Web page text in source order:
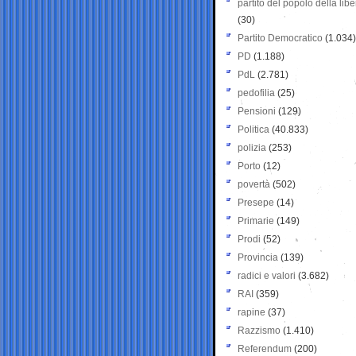
partito del popolo della
(30)
Partito Democratico (1.034)
PD (1.188)
PdL (2.781)
pedofilia (25)
Pensioni (129)
Politica (40.833)
polizia (253)
Porto (12)
povertà (502)
Presepe (14)
Primarie (149)
Prodi (52)
Provincia (139)
radici e valori (3.682)
RAI (359)
rapine (37)
Razzismo (1.410)
Referendum (200)